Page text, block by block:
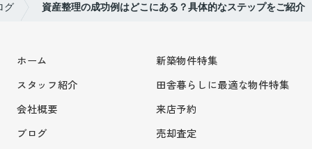
グ 資産整理の成功例はどこにある？具体的なステップをご紹介
ホーム
スタッフ紹介
会社概要
ブログ
新築物件特集
田舎暮らしに最適な物件特集
来店予約
売却査定